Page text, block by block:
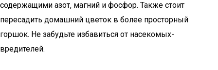
содержащими азот, магний и фосфор. Также стоит
пересадить домашний цветок в более просторный
горшок. Не забудьте избавиться от насекомых-
вредителей.